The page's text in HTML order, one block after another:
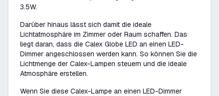
3.5W.
Darüber hinaus lässt sich damit die ideale
Lichtatmosphäre im Zimmer oder Raum schaffen. Das
liegt daran, dass die Calex Globe LED an einen LED-
Dimmer angeschlossen werden kann. So können Sie die
Lichtmenge der Calex-Lampen steuern und die ideale
Atmosphäre erstellen.
Wenn Sie diese Calex-Lampe an einen LED-Dimmer